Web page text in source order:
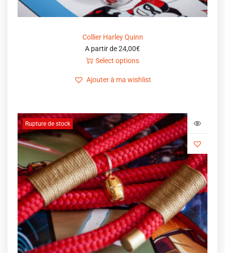
Collier Harley Quinn
A partir de24,00€
Select options
Ajouter à ma wishlist
Rupture de stock